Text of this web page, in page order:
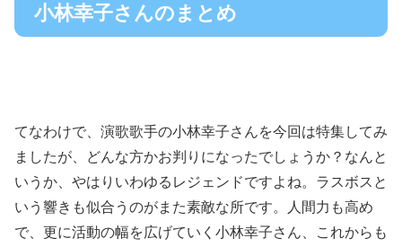
小林幸子さんのまとめ
てなわけで、演歌歌手の小林幸子さんを今回は特集してみ
ましたが、どんな方かお判りになったでしょうか？なんと
いうか、やはりいわゆるレジェンドですよね。ラスボスと
いう響きも似合うのがまた素敵な所です。人間力も高め
で、更に活動の幅を広げていく小林幸子さん、これからも